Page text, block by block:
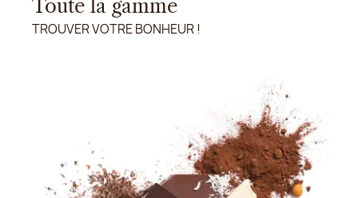
Toute la gamme
TROUVER VOTRE BONHEUR !